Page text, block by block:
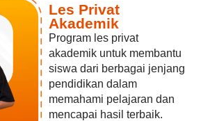
Les Privat
Akademik
Program les privat
akademik untuk membantu
siswa dari berbagai jenjang
pendidikan dalam
memahami pelajaran dan
mencapai hasil terbaik.